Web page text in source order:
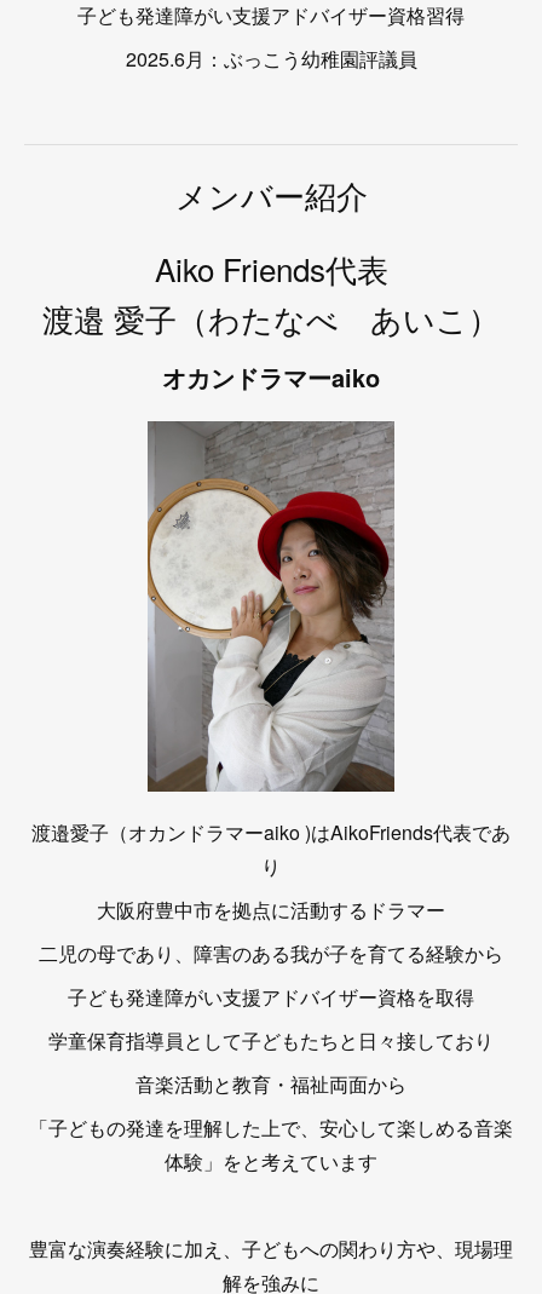
子ども発達障がい支援アドバイザー資格習得
2025.6月：ぶっこう幼稚園評議員
メンバー紹介
Aiko Friends代表
渡邉 愛子（わたなべ あいこ）
オカンドラマーaiko
渡邉愛子（オカンドラマーaiko )はAikoFriends代表であ
り
大阪府豊中市を拠点に活動するドラマー
二児の母であり、障害のある我が子を育てる経験から
子ども発達障がい支援アドバイザー資格を取得
学童保育指導員として子どもたちと日々接しており
音楽活動と教育・福祉両面から
「子どもの発達を理解した上で、安心して楽しめる音楽
体験」をと考えています
豊富な演奏経験に加え、子どもへの関わり方や、現場理
解を強みに